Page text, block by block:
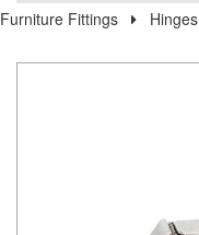
Furniture Fittings
Hinges